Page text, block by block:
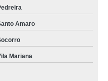
São Luiz
Jardim América
Mogi das Cruzes
Cajamar
São Domingos
Amaro
Mariana